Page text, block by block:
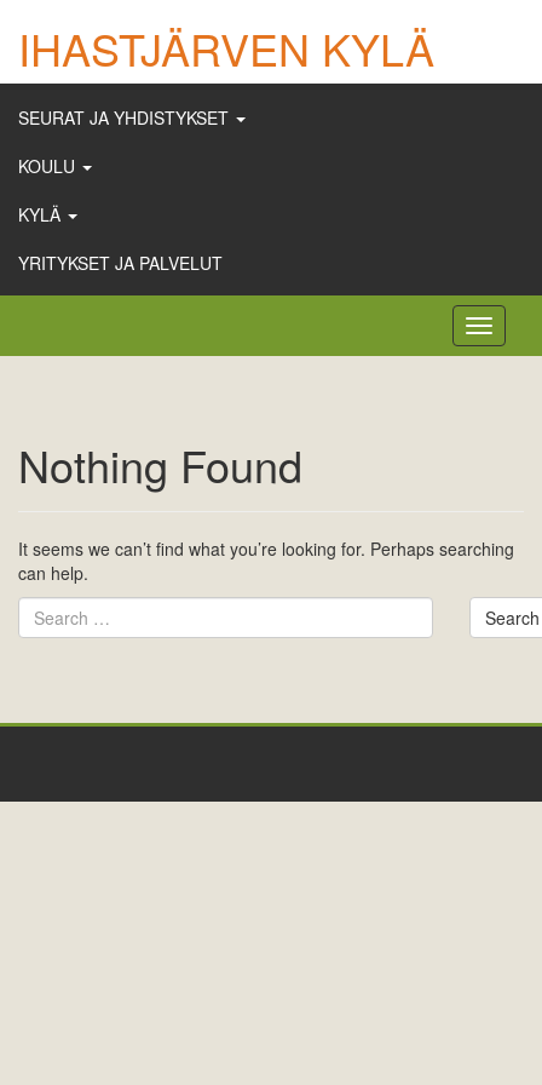
IHASTJÄRVEN KYLÄ
SEURAT JA YHDISTYKSET
KOULU
KYLÄ
YRITYKSET JA PALVELUT
Toggle
Nothing Found
It seems we can’t find what you’re looking for. Perhaps searching
can help.
Search